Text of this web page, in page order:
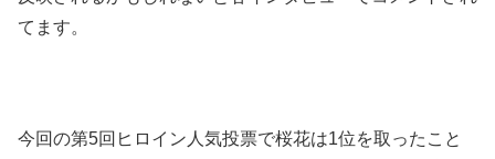
てます。
今回の第5回ヒロイン人気投票で桜花は1位を取ったこと